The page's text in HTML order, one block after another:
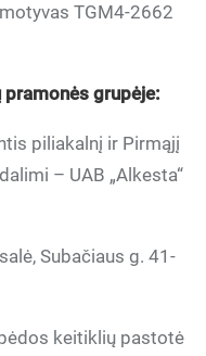
TGM4-2662
pramonės grupėje:
piliakalnį ir Pirmąjį
– UAB „Alkesta“
Subačiaus g. 41-
keitiklių pastotė